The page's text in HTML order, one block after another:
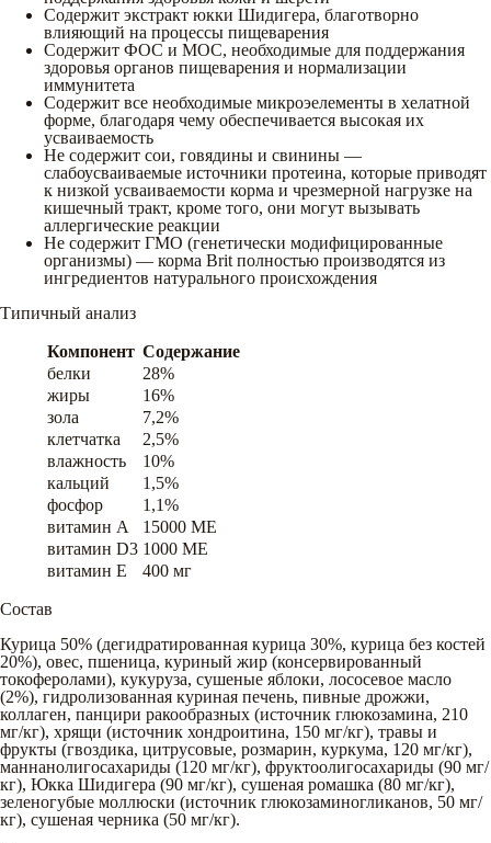
Содержит экстракт юкки Шидигера, благотворно
влияющий на процессы пищеварения
Содержит ФОС и МОС, необходимые для поддержания
здоровья органов пищеварения и нормализации
иммунитета
Содержит все необходимые микроэелементы в хелатной
форме, благодаря чему обеспечивается высокая их
усваиваемость
Не содержит сои, говядины и свинины —
слабоусваиваемые источники протеина, которые приводят
к низкой усваиваемости корма и чрезмерной нагрузке на
кишечный тракт, кроме того, они могут вызывать
аллергические реакции
Не содержит ГМО (генетически модифицированные
организмы) — корма Brit полностью производятся из
ингредиентов натурального происхождения
Типичный анализ
Компонент Содержание
белки
28%
жиры
16%
зола
7,2%
клетчатка
2,5%
влажность
10%
кальций
1,5%
фосфор
1,1%
витамин A
15000 ME
витамин D3 1000 ME
витамин E
400 мг
Состав
Курица 50% (дегидратированная курица 30%, курица без костей
20%), овес, пшеница, куриный жир (консервированный
токоферолами), кукуруза, сушеные яблоки, лососевое масло
(2%), гидролизованная куриная печень, пивные дрожжи,
коллаген, панцири ракообразных (источник глюкозамина, 210
мг/кг), хрящи (источник хондроитина, 150 мг/кг), травы и
фрукты (гвоздика, цитрусовые, розмарин, куркума, 120 мг/кг),
маннанолигосахариды (120 мг/кг), фруктоолигосахариды (90 мг/
кг), Юкка Шидигера (90 мг/кг), сушеная ромашка (80 мг/кг),
зеленогубые моллюски (источник глюкозаминогликанов, 50 мг/
кг), сушеная черника (50 мг/кг).